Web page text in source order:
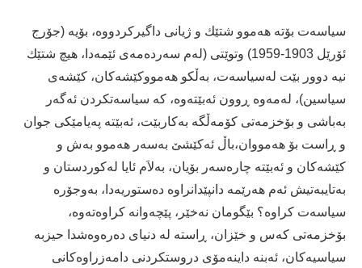
سیاسه‌ت بۆته‌ هه‌موو شتێك و ژیانی‌ داگیركردووه‌، بۆیه‌ (جۆرج
ئۆرێل 1903-1959) وتوێتی‌ (له‌م سه‌رده‌مه‌ی‌ ئێمه‌دا، هیچ شتێك
نیه‌ دوور بێت له‌سیاسه‌ت، به‌ڵكو هه‌مووكێشه‌كان، كێشه‌ی‌
سیاسین)، له‌مه‌وه‌ ڕوون ئه‌بێته‌وه‌، كه‌ سیاسه‌تكردن ئه‌گه‌ر
به‌باشی‌ و بۆخزمه‌تی‌ كۆمه‌ڵگه‌ به‌كاربێت، ئه‌بێته‌ په‌یامێكی‌ جوان
و ڕاست بۆ هه‌مووان،باڵ ئه‌كێشێ‌ به‌سه‌ر هه‌موو به‌ش و
كێشه‌كان و ئه‌بێته‌ چاره‌سه‌ر بۆیان، به‌لاَم ئایا له‌كوردستان و
به‌تایبه‌تیش ئه‌م هه‌رێمه‌ دانپێدانراوه‌ ده‌ستوریه‌دا، به‌وجۆره‌
سیاسه‌ت كراوه‌؟ بێگومان نه‌خێر، پێچه‌وانه‌ كراوه‌ته‌وه‌،
بۆخزمه‌تی‌ كه‌س و خێزان، ڕاسته‌ له‌ دنیای‌ ده‌ره‌وه‌شدا حیزبه‌
سیاسیه‌كان، ئه‌بنه‌ داینه‌مۆی‌ دروستكردنی‌ دامه‌زراوه‌كانی‌